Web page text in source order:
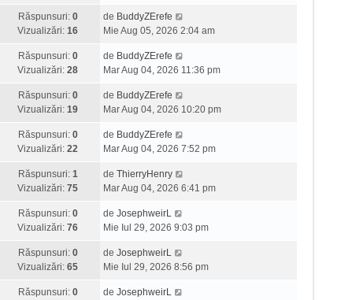
Răspunsuri: 0
Vizualizări:16
de BuddyZErefe
Mie Aug 05, 2026 2:04 am
Răspunsuri: 0
Vizualizări:28
de BuddyZErefe
Mar Aug 04, 2026 11:36 pm
Răspunsuri: 0
Vizualizări:19
de BuddyZErefe
Mar Aug 04, 2026 10:20 pm
Răspunsuri: 0
Vizualizări:22
de BuddyZErefe
Mar Aug 04, 2026 7:52 pm
Răspunsuri: 1
Vizualizări:75
de ThierryHenry
Mar Aug 04, 2026 6:41 pm
Răspunsuri: 0
Vizualizări:76
de JosephweirL
Mie Iul 29, 2026 9:03 pm
Răspunsuri: 0
Vizualizări:65
de JosephweirL
Mie Iul 29, 2026 8:56 pm
Răspunsuri: 0
de JosephweirL